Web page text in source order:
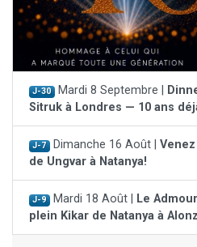
J-30 Mardi 8 Septembre |
Sitruk à Londres — 10 ans
J-7 Dimanche 16 Août |
de Ungvar à Natanya!
J-9 Mardi 18 Août |
Le
plein Kikar de Natanya à